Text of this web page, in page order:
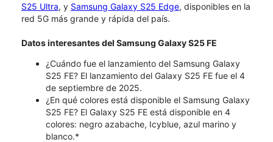
S25 Ultra, y Samsung Galaxy S25 Edge, disponibles en la
red 5G más grande y rápida del país.
Datos interesantes del Samsung Galaxy S25 FE
¿Cuándo fue el lanzamiento del Samsung Galaxy
S25 FE? El lanzamiento del Galaxy S25 FE fue el 4
de septiembre de 2025.
¿En qué colores está disponible el Samsung Galaxy
S25 FE? El Galaxy S25 FE está disponible en 4
colores: negro azabache, Icyblue, azul marino y
blanco.*